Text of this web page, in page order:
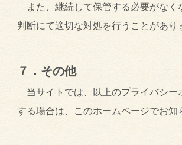
また、継続して保管する必要がなく
判断にて適切な対処を行うことがあり
７．その他
当サイトでは、以上のプライバシー
する場合は、このホームページでお知